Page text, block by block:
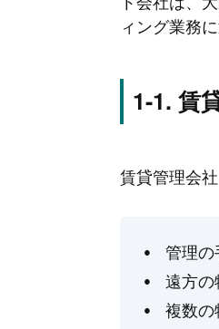
ィング業務
賃
賃貸管理会
管理の
遠方
複数の